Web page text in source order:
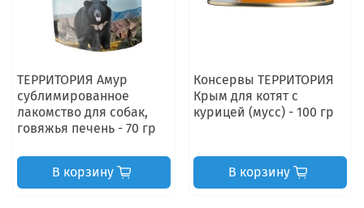
ТЕРРИТОРИЯ Амур
сублимированное
лакомство для собак,
говяжья печень - 70 гр
В корзину
Консервы ТЕРРИТОРИЯ
Крым для котят с
курицей (мусс) - 100 гр
В корзину